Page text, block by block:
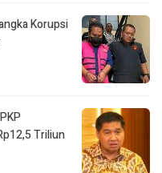
Korupsi
Triliun